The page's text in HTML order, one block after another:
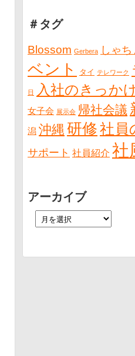
＃タグ
Blossom Gerbera しゃ
ベント
タイ テレワーク
日 入社のきっか
女子会 展示会 帰社会議
潟 沖縄 研修社員
サポート 社員紹介 社
アーカイブ